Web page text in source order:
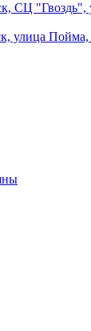
СЦ "Гвоздь",
улица Пойма,